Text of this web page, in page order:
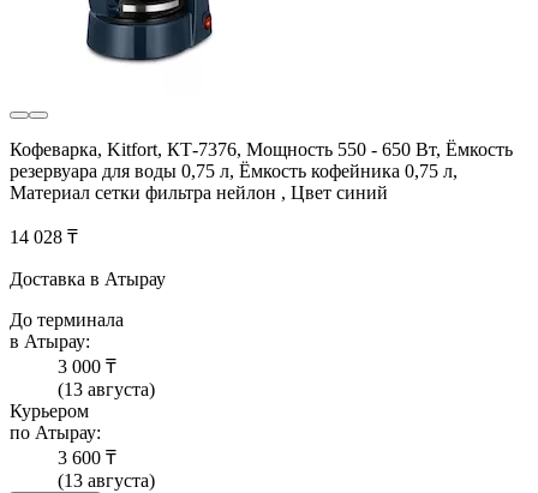
Кофеварка, Kitfort, КТ-7376, Мощность 550 - 650 Вт, Ёмкость
резервуара для воды 0,75 л, Ёмкость кофейника 0,75 л,
Материал сетки фильтра нейлон , Цвет синий
14 028 ₸
Доставка в Атырау
До терминала
в Атырау:
3 000 ₸
(13 августа)
Курьером
по Атырау:
3 600 ₸
(13 августа)